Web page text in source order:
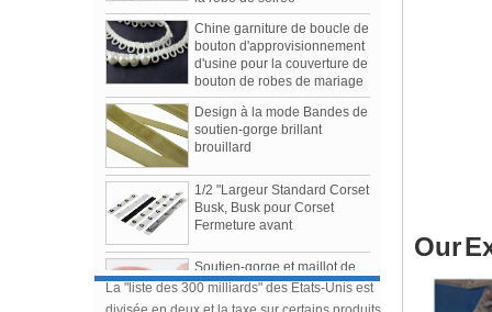
d'usine pour la couverture de
bouton de robes de mariage
Design à la mode Bandes de
brouillard
1/2 "Largeur Standard Corset
Fermeture avant
Soutien-gorge et maillot de
coton
Glissière de soutien-gorge
Défilés Femme Automne / Hiver 2019
Les 3 émissions les plus parlées de la saison
1.Tomo Koizumi
2.Bottega Veneta
3.Prada
La "liste des 300 milliards" des États-Unis
est divisée en deux et la taxe sur certains pr
La "liste des 300 milliards" des États-Unis est
divisée en deux et la taxe sur certains produits
électroniques et certains vêtements est
Our